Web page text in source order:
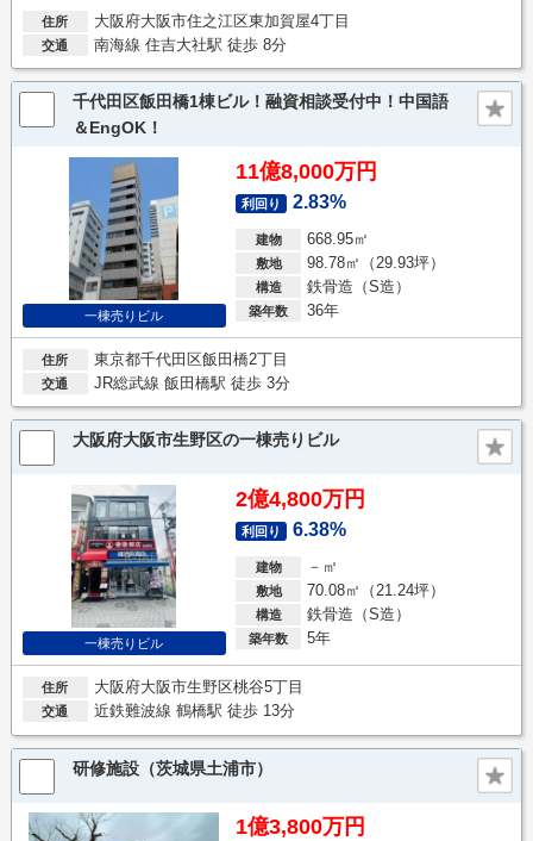
住所 大阪府大阪市住之江区東加賀屋4丁目
交通 南海線 住吉大社駅 徒歩 8分
千代田区飯田橋1棟ビル！融資相談受付中！中国語
＆EngOK！
一棟売りビル
11億8,000万円
利回り 2.83%
建物 668.95㎡
敷地 98.78㎡（29.93坪）
構造 鉄骨造（S造）
築年数 36年
住所 東京都千代田区飯田橋2丁目
交通 JR総武線 飯田橋駅 徒歩 3分
大阪府大阪市生野区の一棟売りビル
一棟売りビル
2億4,800万円
利回り 6.38%
建物 －㎡
敷地 70.08㎡（21.24坪）
構造 鉄骨造（S造）
築年数 5年
住所 大阪府大阪市生野区桃谷5丁目
交通 近鉄難波線 鶴橋駅 徒歩 13分
研修施設（茨城県土浦市）
1億3,800万円